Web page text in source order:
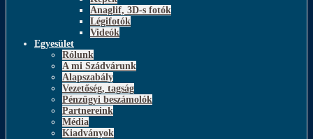
Anaglif, 3D-s fotók
Légifotók
Videók
Egyesület
Rólunk
A mi Szádvárunk
Alapszabály
Vezetőség, tagság
Pénzügyi beszámolók
Partnereink
Média
Kiadványok